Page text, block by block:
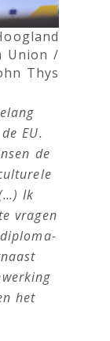
Union /
Thys
EU.
de
Ik
vragen
het